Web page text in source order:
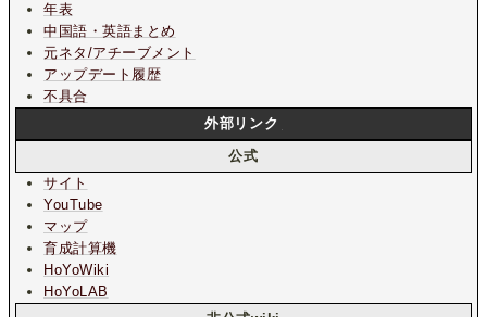
年表
中国語・英語まとめ
元ネタ/アチーブメント
アップデート履歴
不具合
外部リンク
公式
サイト
YouTube
マップ
育成計算機
HoYoWiki
HoYoLAB